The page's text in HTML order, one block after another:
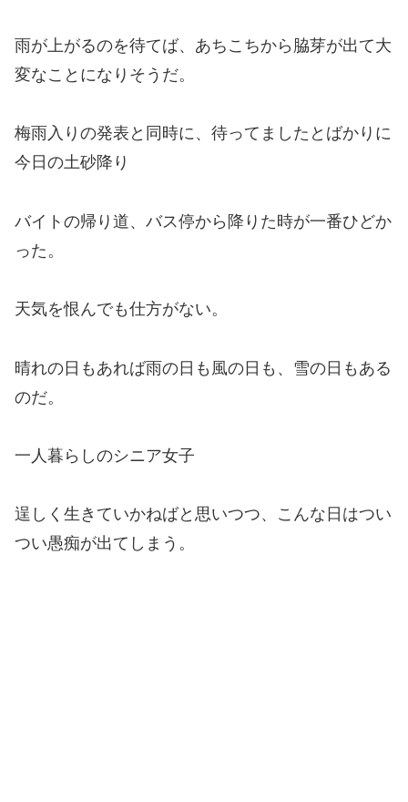
雨が上がるのを待てば、あちこちから脇芽が出て大
変なことになりそうだ。
梅雨入りの発表と同時に、待ってましたとばかりに
今日の土砂降り
バイトの帰り道、バス停から降りた時が一番ひどか
った。
天気を恨んでも仕方がない。
晴れの日もあれば雨の日も風の日も、雪の日もある
のだ。
一人暮らしのシニア女子
逞しく生きていかねばと思いつつ、こんな日はつい
つい愚痴が出てしまう。